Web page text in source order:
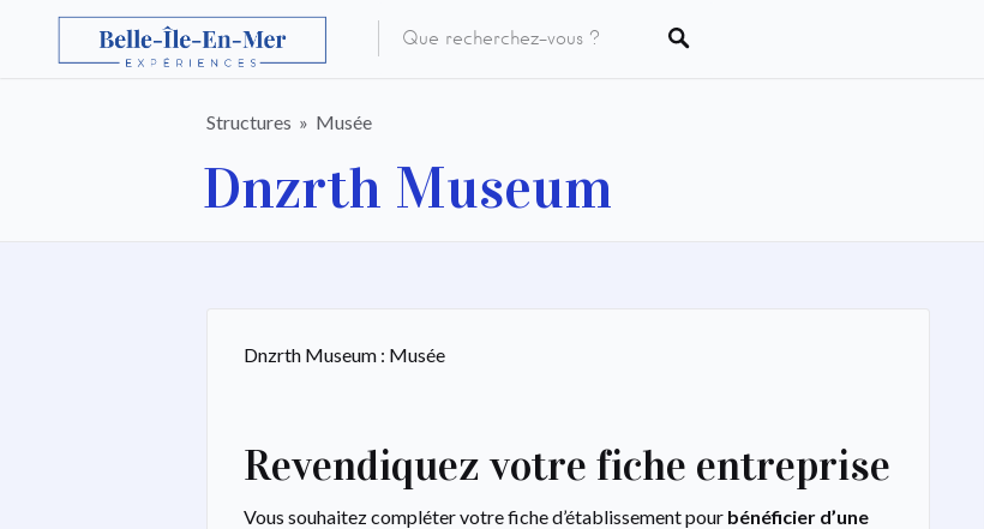
Structures Musée
Dnzrth Museum
Dnzrth Museum : Musée
Revendiquez votre fiche entreprise
Vous souhaitez compléter votre fiche d’établissement pour bénéficier d’une